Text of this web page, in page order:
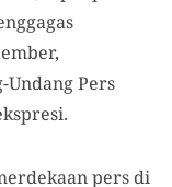
Pers
pers di